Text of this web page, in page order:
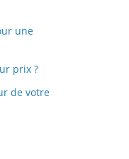
une
prix ?
de votre